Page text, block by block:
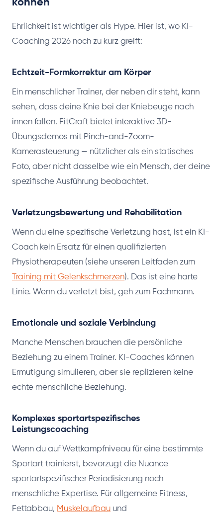
können
Ehrlichkeit ist wichtiger als Hype. Hier ist, wo KI-
Coaching 2026 noch zu kurz greift:
Echtzeit-Formkorrektur am Körper
Ein menschlicher Trainer, der neben dir steht, kann
sehen, dass deine Knie bei der Kniebeuge nach
innen fallen. FitCraft bietet interaktive 3D-
Übungsdemos mit Pinch-and-Zoom-
Kamerasteuerung — nützlicher als ein statisches
Foto, aber nicht dasselbe wie ein Mensch, der deine
spezifische Ausführung beobachtet.
Verletzungsbewertung und Rehabilitation
Wenn du eine spezifische Verletzung hast, ist ein KI-
Coach kein Ersatz für einen qualifizierten
Physiotherapeuten (siehe unseren Leitfaden zum
Training mit Gelenkschmerzen). Das ist eine harte
Linie. Wenn du verletzt bist, geh zum Fachmann.
Emotionale und soziale Verbindung
Manche Menschen brauchen die persönliche
Beziehung zu einem Trainer. KI-Coaches können
Ermutigung simulieren, aber sie replizieren keine
echte menschliche Beziehung.
Komplexes sportartspezifisches
Leistungscoaching
Wenn du auf Wettkampfniveau für eine bestimmte
Sportart trainierst, bevorzugt die Nuance
sportartspezifischer Periodisierung noch
menschliche Expertise. Für allgemeine Fitness,
Fettabbau, Muskelaufbau und